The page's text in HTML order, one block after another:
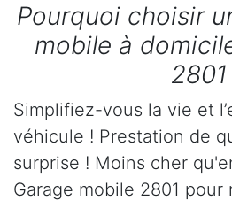
Pourquoi choisir
mobile à
2801
Simplifiez-vous la vie et
véhicule ! Prestation de
surprise ! Moins cher
Garage mobile 2801 pour